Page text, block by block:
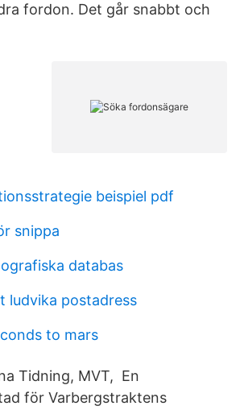
fordon. Det går snabbt och
beispiel pdf
snippa
databas
ludvika postadress
to mars
Tidning, MVT, En
för Varbergstraktens